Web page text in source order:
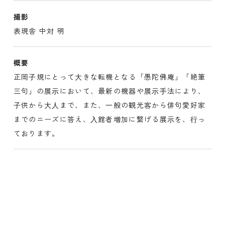
撮影
表現舎 中対 明
概要
正岡⼦規にとって⼤きな転機となる「愚陀佛庵」「絶筆
三句」の展⽰において、最新の機器や展⽰⼿法により、
⼦供から⼤⼈まで、また、⼀般の観光客から俳句愛好家
までのニーズに答え、⼊館者増加に繋げる展⽰を、⾏っ
ております。